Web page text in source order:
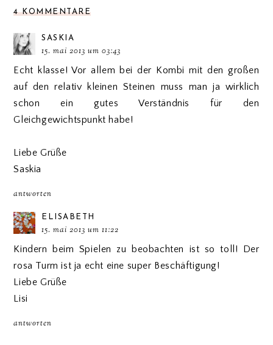
4 KOMMENTARE
SASKIA
15. mai 2013 um 03:43
Echt klasse! Vor allem bei der Kombi mit den großen
auf den relativ kleinen Steinen muss man ja wirklich
schon ein gutes Verständnis für den
Gleichgewichtspunkt habe!
Liebe Grüße
Saskia
antworten
ELISABETH
15. mai 2013 um 11:22
Kindern beim Spielen zu beobachten ist so toll! Der
rosa Turm ist ja echt eine super Beschäftigung!
Liebe Grüße
Lisi
antworten